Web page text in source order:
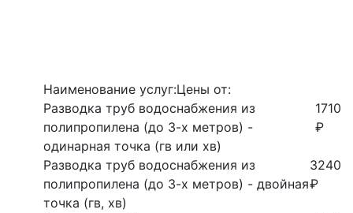
Наименование услуг:Цены от:
Разводка труб водоснабжения из
полипропилена (до 3-х метров) -
одинарная точка (гв или хв)
1710
₽
Разводка труб водоснабжения из
полипропилена (до 3-х метров) - двойная
точка (гв, хв)
3240
₽